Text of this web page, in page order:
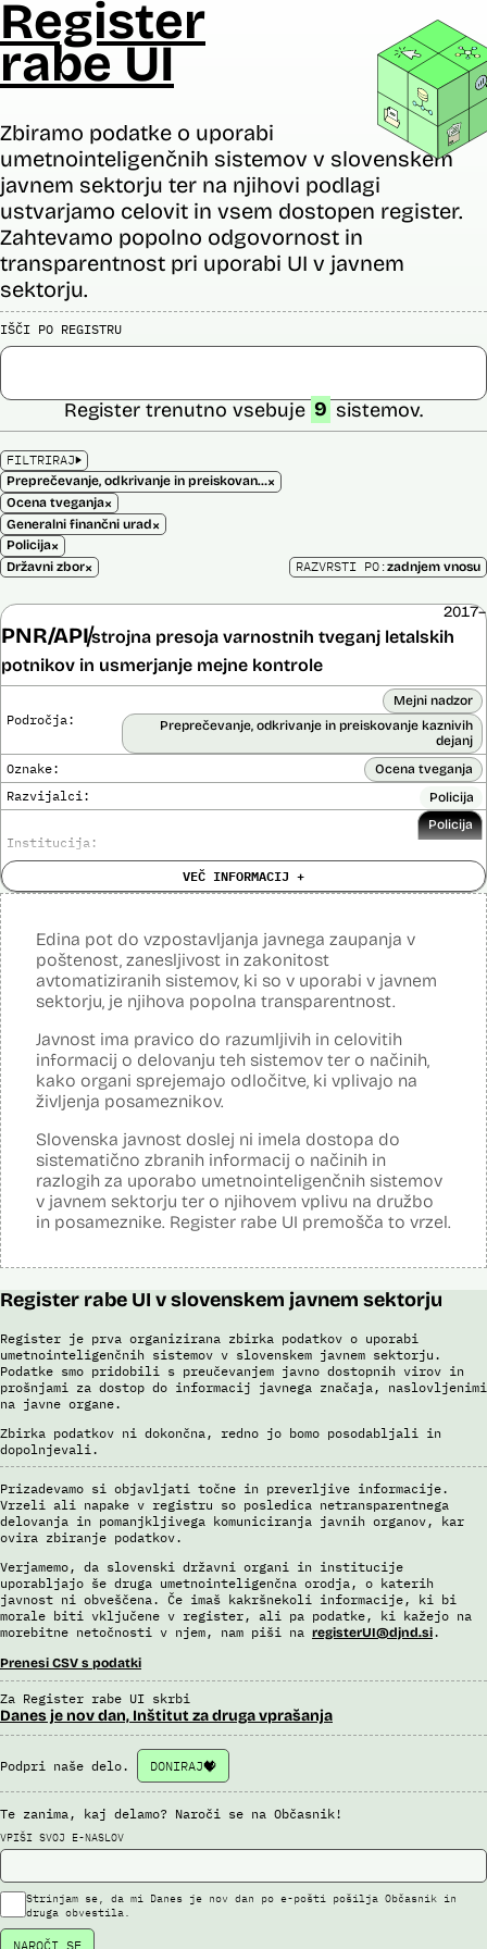
Register
rabe UI
Zbiramo podatke o uporabi
umetnointeligenčnih sistemov v slovenskem
javnem sektorju ter na njihovi podlagi
ustvarjamo celovit in vsem dostopen register.
Zahtevamo popolno odgovornost in
transparentnost pri uporabi UI v javnem
sektorju.
IŠČI PO REGISTRU
FILTRIRAJ
Preprečevanje, odkrivanje in preiskovanje kaznivih dejanj×
Ocena tveganja×
Generalni finančni urad×
Policija×
Državni zbor×
Register trenutno vsebuje 9 sistemov.
RAZVRSTI PO:zadnjem vnosu
PNR/APIstrojna presoja varnostnih tveganj letalskih
potnikov in usmerjanje mejne kontrole
2017–
Področja:
Mejni nadzor
Preprečevanje, odkrivanje in preiskovanje kaznivih
dejanj
Oznake: Ocena tveganja
Razvijalci: Policija
Institucija:
Policija
Cena: Neznana ?
Analiza učinka na osebne podatke opravljena:
Posodobljeno: 3. december 2024
Sistem avtomatizirano zbira, obdeluje, presoja varnostna tveganja ter
evidence potnikov iz sistema rezervacij letalskih vozovnic. Po
avtomatiziranem preverjanju podatkov PNR (Passenger Name
Record) in API (Advanced Passenger Information) v primeru ujemanja
v evidencah policije, SIS in Interpola poda rezultat v obliki "zadetek oz.
ni zadetka" z navedbo sklopa evidenc, v katerih je prišlo do ujemanja,
ter navedbo, ali se ujemanje nanaša na podatke o osebi ali na
podatke o potovalnem dokumentu. V primeru ujemanja poda tudi
podatke, na podlagi katerih je prišlo do ujemanja med preverjenimi
podatki in ocenjevalnimi merili.
Ocenjevalna merila so oblikovana z analitično obdelavo podatkov, pri
čemer se oblikujejo indikatorji tveganja, ki predstavljajo posamezne
predstavljajo specifične potovalne vzorce storilcev terorističnih in
omogočajo usmerjeno delo policije in drugih pristojnih organov na
na utemeljene razloge v posamičnem primeru posreduje podatke
potnikov, prijavljenih na let, oziroma podatke potnikov iz sistema
rezervacij letalskih vozovnic oziroma rezultate njihove obdelave
drugim enotam policije.
pri avtomatizirani obdelavi podatkov ter varnostna tveganja
posamično pregledajo še z neavtomatiziranimi sredstvi.
Sistem uporablja sledeče vire podatkov: Evidenca potnikov,
prijavljenih na let, Evidenca potnikov iz sistema rezervacij letalskih
vozovnic, Evidence policije, Schengenskega informacijskega sistema,
Interpola.
Viri:
Brošura 60 let informacijsko telekomunikacijskega sistema policije
Odgovor na zahtevek za informacije javnega značaja
VEČ INFORMACIJ +
Edina pot do vzpostavljanja javnega zaupanja v
poštenost, zanesljivost in zakonitost
avtomatiziranih sistemov, ki so v uporabi v javnem
sektorju, je njihova popolna transparentnost.
Javnost ima pravico do razumljivih in celovitih
informacij o delovanju teh sistemov ter o načinih,
kako organi sprejemajo odločitve, ki vplivajo na
življenja posameznikov.
Slovenska javnost doslej ni imela dostopa do
sistematično zbranih informacij o načinih in
razlogih za uporabo umetnointeligenčnih sistemov
v javnem sektorju ter o njihovem vplivu na družbo
in posameznike. Register rabe UI premošča to vrzel.
Register rabe UI v slovenskem javnem sektorju
Register je prva organizirana zbirka podatkov o uporabi
umetnointeligenčnih sistemov v slovenskem javnem sektorju.
Podatke smo pridobili s preučevanjem javno dostopnih virov in
prošnjami za dostop do informacij javnega značaja, naslovljenimi
na javne organe.
Zbirka podatkov ni dokončna, redno jo bomo posodabljali in
dopolnjevali.
Prizadevamo si objavljati točne in preverljive informacije.
Vrzeli ali napake v registru so posledica netransparentnega
delovanja in pomanjkljivega komuniciranja javnih organov, kar
ovira zbiranje podatkov.
Verjamemo, da slovenski državni organi in institucije
uporabljajo še druga umetnointeligenčna orodja, o katerih
javnost ni obveščena. Če imaš kakršnekoli informacije, ki bi
morale biti vključene v register, ali pa podatke, ki kažejo na
morebitne netočnosti v njem, nam piši na registerUI@djnd.si.
Prenesi CSV s podatki
Za Register rabe UI skrbi
Danes je nov dan, Inštitut za druga vprašanja
Podpri naše delo. DONIRAJ
Te zanima, kaj delamo? Naroči se na Občasnik!
VPIŠI SVOJ E-NASLOV
Strinjam se, da mi Danes je nov dan po e-pošti pošilja Občasnik in
druga obvestila.
NAROČI SE